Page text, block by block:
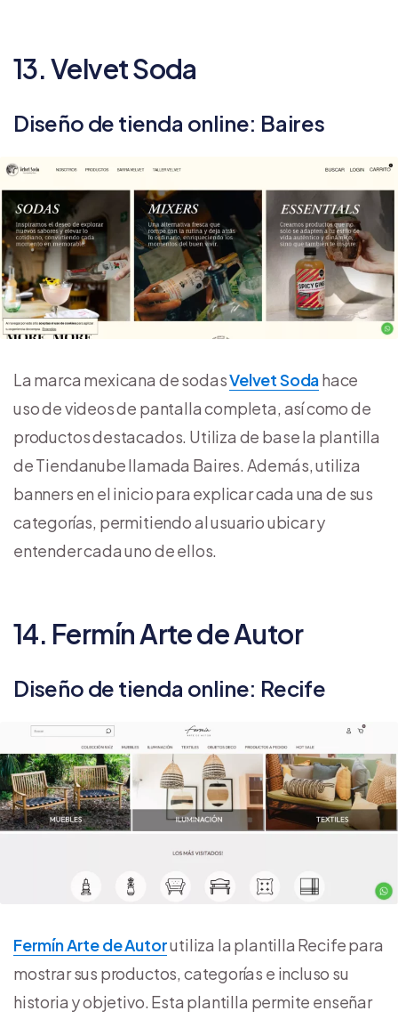
13. Velvet Soda
Diseño de tienda online: Baires
La marca mexicana de sodasVelvet Sodahace
uso de videos de pantalla completa, así como de
productos destacados. Utiliza de base la plantilla
de Tiendanube llamada Baires. Además, utiliza
banners en el inicio para explicar cada una de sus
categorías, permitiendo al usuario ubicar y
entender cada uno de ellos.
14. Fermín Arte de Autor
Diseño de tienda online: Recife
Fermín Arte de Autorutiliza la plantilla Recife para
mostrar sus productos, categorías e incluso su
historia y objetivo. Esta plantilla permite enseñar